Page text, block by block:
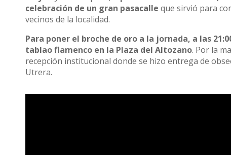
celebración de un gran pasacalle que sirvió para
vecinos de la localidad.
Para poner el broche de oro a la jornada, a las
tablao flamenco en la Plaza del Altozano. Por la
recepción institucional donde se hizo entrega de
Utrera.